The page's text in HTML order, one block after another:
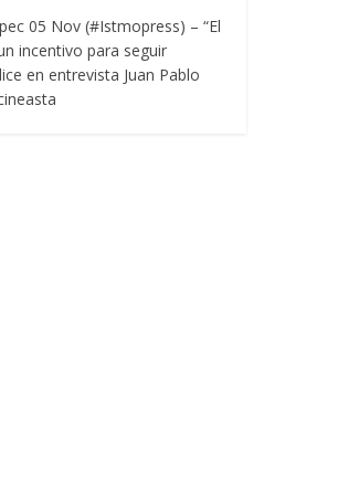
05 Nov (#Istmopress) – “El
incentivo para seguir
en entrevista Juan Pablo